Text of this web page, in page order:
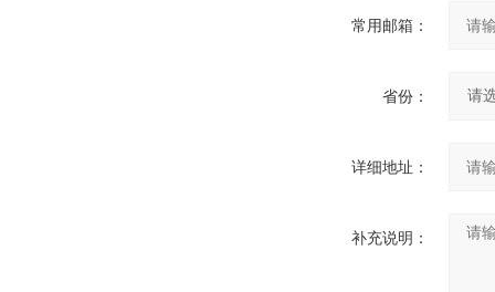
常用邮箱：
省份：
详细地址：
补充说明：